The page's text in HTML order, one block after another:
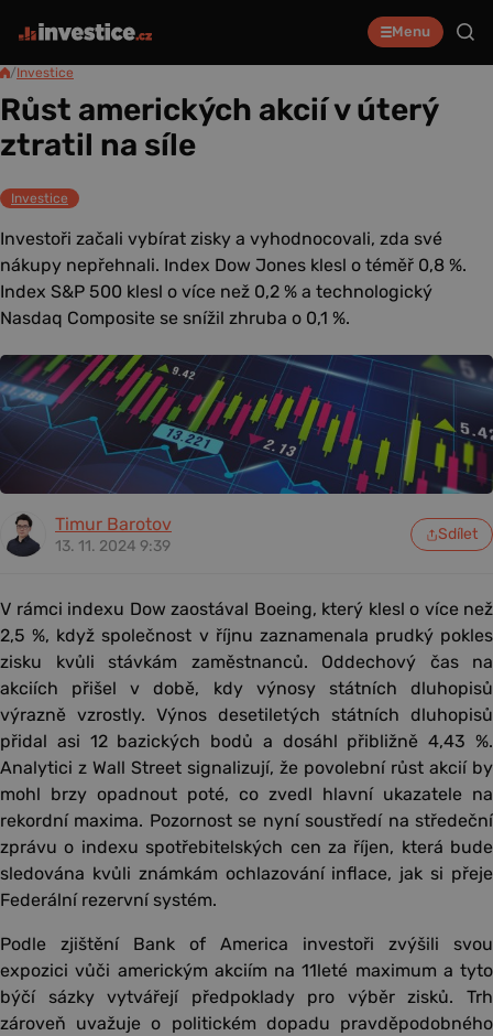
Menu
/Investice
Růst amerických akcií v úterý
ztratil na síle
Investice
Investoři začali vybírat zisky a vyhodnocovali, zda své
nákupy nepřehnali. Index Dow Jones klesl o téměř 0,8 %.
Index S&P 500 klesl o více než 0,2 % a technologický
Nasdaq Composite se snížil zhruba o 0,1 %.
Timur Barotov
13. 11. 2024 9:39
Sdílet
V rámci indexu Dow zaostával Boeing, který klesl o více než
2,5 %, když společnost v říjnu zaznamenala prudký pokles
zisku kvůli stávkám zaměstnanců. Oddechový čas na
akciích přišel v době, kdy výnosy státních dluhopisů
výrazně vzrostly. Výnos desetiletých státních dluhopisů
přidal asi 12 bazických bodů a dosáhl přibližně 4,43 %.
Analytici z Wall Street signalizují, že povolební růst akcií by
mohl brzy opadnout poté, co zvedl hlavní ukazatele na
rekordní maxima. Pozornost se nyní soustředí na středeční
zprávu o indexu spotřebitelských cen za říjen, která bude
sledována kvůli známkám ochlazování inflace, jak si přeje
Federální rezervní systém.
Podle zjištění Bank of America investoři zvýšili svou
expozici vůči americkým akciím na 11leté maximum a tyto
býčí sázky vytvářejí předpoklady pro výběr zisků. Trh
zároveň uvažuje o politickém dopadu pravděpodobného